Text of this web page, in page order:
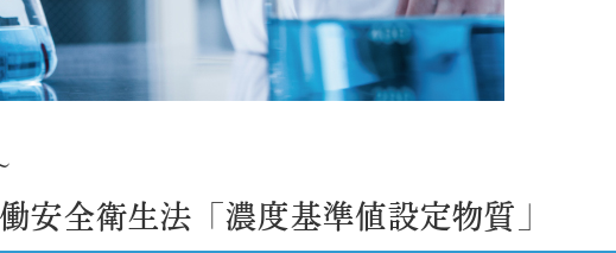
安全衛生法「濃度基準値設定物質」